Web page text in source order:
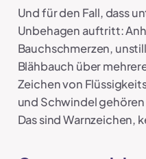
Und für den Fall, dass
Unbehagen auftritt:
Bauchschmerzen,
Blähbauch über
Zeichen von
und Schwindel
Das sind Warnzeichen,